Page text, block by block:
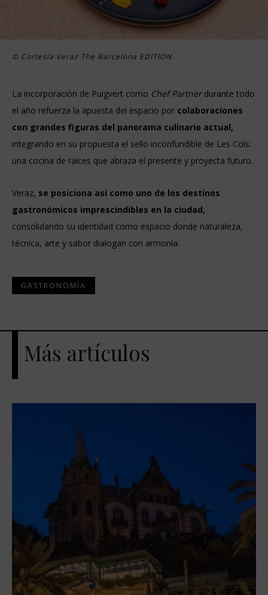
© Cortesía Veraz The Barcelona EDITION.
La incorporación de Puigvert como Chef Partnerdurante todo
el año refuerza la apuesta del espacio por colaboraciones
con grandes figuras del panorama culinario actual,
integrando en su propuesta el sello inconfundible de Les Cols:
una cocina de raíces que abraza el presente y proyecta futuro.
Veraz, se posiciona así como uno de los destinos
gastronómicos imprescindibles en la ciudad,
consolidando su identidad como espacio donde naturaleza,
técnica, arte y sabor dialogan con armonía.
GASTRONOMÍA
Más artículos